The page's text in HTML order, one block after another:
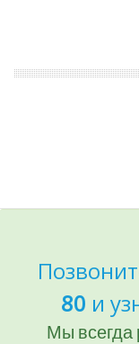
80 и
Мы